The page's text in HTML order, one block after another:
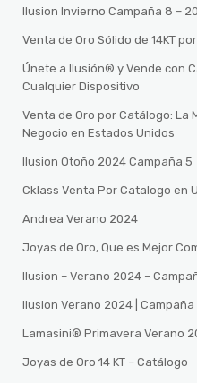
Ilusion Invierno Campaña 8 –
Venta de Oro Sólido de 14KT
Únete a Ilusión® y Vende con
Cualquier Dispositivo
Venta de Oro por Catálogo: La
Negocio en Estados Unidos
Ilusion Otoño 2024 Campaña 5
Cklass Venta Por Catalogo en
Andrea Verano 2024
Joyas de Oro, Que es Mejor
Ilusion – Verano 2024 –
Ilusion Verano 2024 | Campaña
Lamasini®️ Primavera Verano
Joyas de Oro 14 KT – Catálogo